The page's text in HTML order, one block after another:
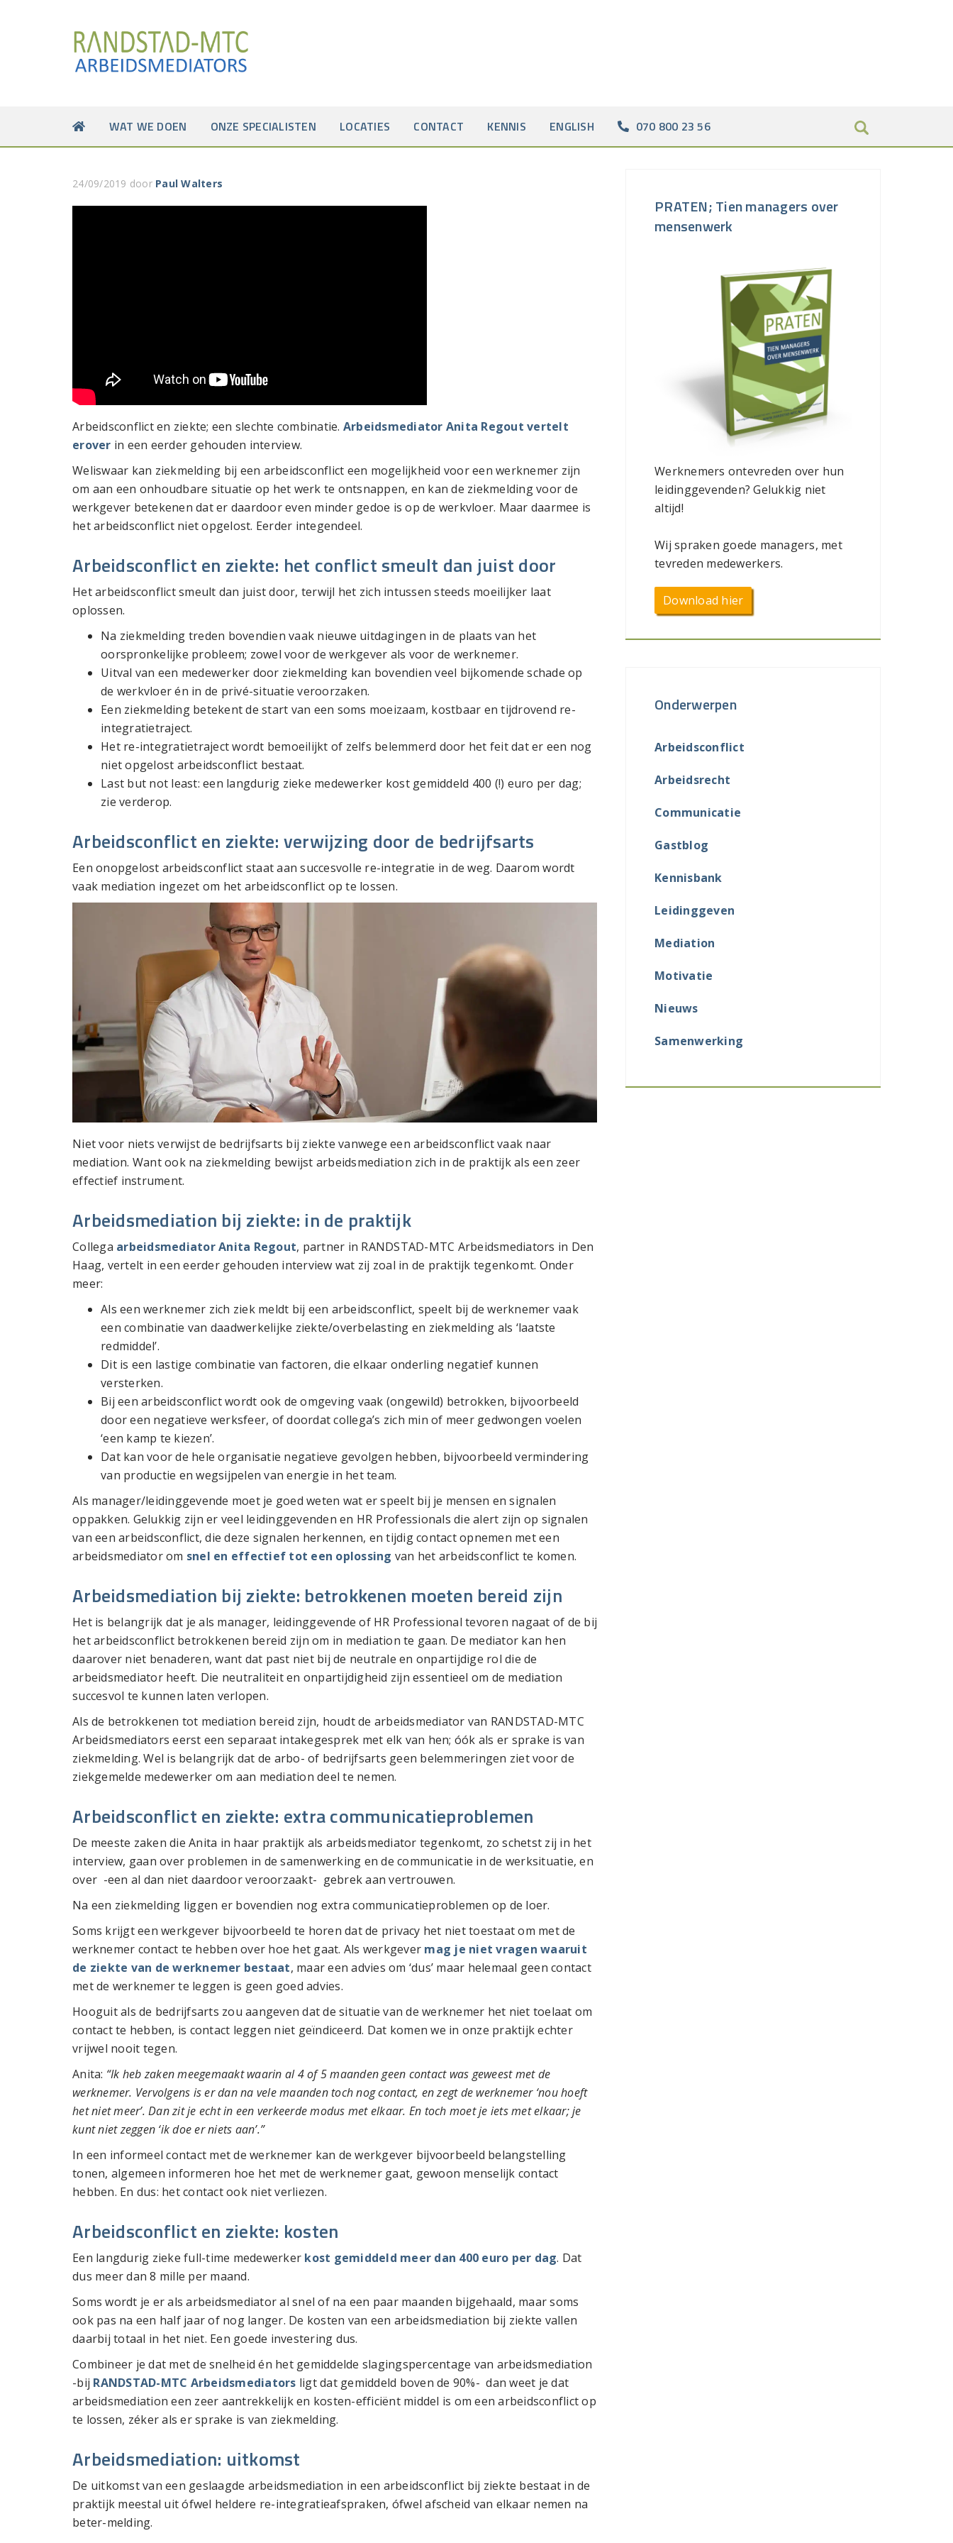
WAT WE DOEN ONZE SPECIALISTEN LOCATIES CONTACT KENNIS ENGLISH 070 800 23 56
24/09/2019 door Paul Walters
Arbeidsconflict en ziekte; een slechte combinatie. Arbeidsmediator Anita Regout vertelt
erover in een eerder gehouden interview.
Weliswaar kan ziekmelding bij een arbeidsconflict een mogelijkheid voor een werknemer zijn
om aan een onhoudbare situatie op het werk te ontsnappen, en kan de ziekmelding voor de
werkgever betekenen dat er daardoor even minder gedoe is op de werkvloer. Maar daarmee is
het arbeidsconflict niet opgelost. Eerder integendeel.
Arbeidsconflict en ziekte: het conflict smeult dan juist door
Het arbeidsconflict smeult dan juist door, terwijl het zich intussen steeds moeilijker laat
oplossen.
Na ziekmelding treden bovendien vaak nieuwe uitdagingen in de plaats van het
oorspronkelijke probleem; zowel voor de werkgever als voor de werknemer.
Uitval van een medewerker door ziekmelding kan bovendien veel bijkomende schade op
de werkvloer én in de privé-situatie veroorzaken.
Een ziekmelding betekent de start van een soms moeizaam, kostbaar en tijdrovend re-
integratietraject.
Het re-integratietraject wordt bemoeilijkt of zelfs belemmerd door het feit dat er een nog
niet opgelost arbeidsconflict bestaat.
Last but not least: een langdurig zieke medewerker kost gemiddeld 400 (!) euro per dag;
zie verderop.
Arbeidsconflict en ziekte: verwijzing door de bedrijfsarts
Een onopgelost arbeidsconflict staat aan succesvolle re-integratie in de weg. Daarom wordt
vaak mediation ingezet om het arbeidsconflict op te lossen.
Niet voor niets verwijst de bedrijfsarts bij ziekte vanwege een arbeidsconflict vaak naar
mediation. Want ook na ziekmelding bewijst arbeidsmediation zich in de praktijk als een zeer
effectief instrument.
Arbeidsmediation bij ziekte: in de praktijk
Collega arbeidsmediator Anita Regout, partner in RANDSTAD-MTC Arbeidsmediators in Den
Haag, vertelt in een eerder gehouden interview wat zij zoal in de praktijk tegenkomt. Onder
meer:
Als een werknemer zich ziek meldt bij een arbeidsconflict, speelt bij de werknemer vaak
een combinatie van daadwerkelijke ziekte/overbelasting en ziekmelding als ‘laatste
redmiddel’.
Dit is een lastige combinatie van factoren, die elkaar onderling negatief kunnen
versterken.
Bij een arbeidsconflict wordt ook de omgeving vaak (ongewild) betrokken, bijvoorbeeld
door een negatieve werksfeer, of doordat collega’s zich min of meer gedwongen voelen
‘een kamp te kiezen’.
Dat kan voor de hele organisatie negatieve gevolgen hebben, bijvoorbeeld vermindering
van productie en wegsijpelen van energie in het team.
Als manager/leidinggevende moet je goed weten wat er speelt bij je mensen en signalen
oppakken. Gelukkig zijn er veel leidinggevenden en HR Professionals die alert zijn op signalen
van een arbeidsconflict, die deze signalen herkennen, en tijdig contact opnemen met een
arbeidsmediator om snel en effectief tot een oplossing van het arbeidsconflict te komen.
Arbeidsmediation bij ziekte: betrokkenen moeten bereid zijn
Het is belangrijk dat je als manager, leidinggevende of HR Professional tevoren nagaat of de bij
het arbeidsconflict betrokkenen bereid zijn om in mediation te gaan. De mediator kan hen
daarover niet benaderen, want dat past niet bij de neutrale en onpartijdige rol die de
arbeidsmediator heeft. Die neutraliteit en onpartijdigheid zijn essentieel om de mediation
succesvol te kunnen laten verlopen.
Als de betrokkenen tot mediation bereid zijn, houdt de arbeidsmediator van RANDSTAD-MTC
Arbeidsmediators eerst een separaat intakegesprek met elk van hen; óók als er sprake is van
ziekmelding. Wel is belangrijk dat de arbo- of bedrijfsarts geen belemmeringen ziet voor de
ziekgemelde medewerker om aan mediation deel te nemen.
Arbeidsconflict en ziekte: extra communicatieproblemen
De meeste zaken die Anita in haar praktijk als arbeidsmediator tegenkomt, zo schetst zij in het
interview, gaan over problemen in de samenwerking en de communicatie in de werksituatie, en
over -een al dan niet daardoor veroorzaakt- gebrek aan vertrouwen.
Na een ziekmelding liggen er bovendien nog extra communicatieproblemen op de loer.
Soms krijgt een werkgever bijvoorbeeld te horen dat de privacy het niet toestaat om met de
werknemer contact te hebben over hoe het gaat. Als werkgever mag je niet vragen waaruit
de ziekte van de werknemer bestaat, maar een advies om ‘dus’ maar helemaal geen contact
met de werknemer te leggen is geen goed advies.
Hooguit als de bedrijfsarts zou aangeven dat de situatie van de werknemer het niet toelaat om
contact te hebben, is contact leggen niet geïndiceerd. Dat komen we in onze praktijk echter
vrijwel nooit tegen.
Anita: “Ik heb zaken meegemaakt waarin al 4 of 5 maanden geen contact was geweest met de
werknemer. Vervolgens is er dan na vele maanden toch nog contact, en zegt de werknemer ‘nou hoeft
het niet meer’. Dan zit je echt in een verkeerde modus met elkaar. En toch moet je iets met elkaar; je
kunt niet zeggen ‘ik doe er niets aan’.”
In een informeel contact met de werknemer kan de werkgever bijvoorbeeld belangstelling
tonen, algemeen informeren hoe het met de werknemer gaat, gewoon menselijk contact
hebben. En dus: het contact ook niet verliezen.
Arbeidsconflict en ziekte: kosten
Een langdurig zieke full-time medewerker kost gemiddeld meer dan 400 euro per dag. Dat
dus meer dan 8 mille per maand.
Soms wordt je er als arbeidsmediator al snel of na een paar maanden bijgehaald, maar soms
ook pas na een half jaar of nog langer. De kosten van een arbeidsmediation bij ziekte vallen
daarbij totaal in het niet. Een goede investering dus.
Combineer je dat met de snelheid én het gemiddelde slagingspercentage van arbeidsmediation
-bij RANDSTAD-MTC Arbeidsmediators ligt dat gemiddeld boven de 90%- dan weet je dat
arbeidsmediation een zeer aantrekkelijk en kosten-efficiënt middel is om een arbeidsconflict op
te lossen, zéker als er sprake is van ziekmelding.
Arbeidsmediation: uitkomst
De uitkomst van een geslaagde arbeidsmediation in een arbeidsconflict bij ziekte bestaat in de
praktijk meestal uit ófwel heldere re-integratieafspraken, ófwel afscheid van elkaar nemen na
beter-melding.
PRATEN; Tien managers over
mensenwerk
Werknemers ontevreden over hun
leidinggevenden? Gelukkig niet
altijd!
Wij spraken goede managers, met
tevreden medewerkers.
Download hier
Onderwerpen
Arbeidsconflict
Arbeidsrecht
Communicatie
Gastblog
Kennisbank
Leidinggeven
Mediation
Motivatie
Nieuws
Samenwerking